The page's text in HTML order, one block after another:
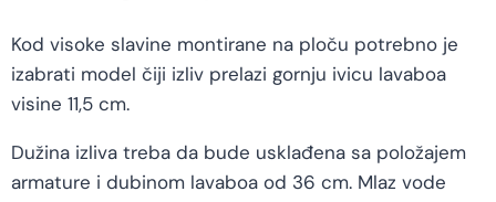
Kod visoke slavine montirane na ploču potrebno je
izabrati model čiji izliv prelazi gornju ivicu lavaboa
visine 11,5 cm.
Dužina izliva treba da bude usklađena sa položajem
armature i dubinom lavaboa od 36 cm. Mlaz vode